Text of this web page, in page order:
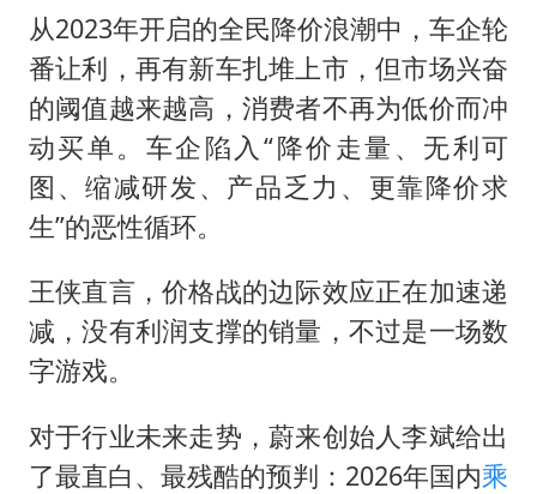
从2023年开启的全民降价浪潮中，车企轮
番让利，再有新车扎堆上市，但市场兴奋
的阈值越来越高，消费者不再为低价而冲
动买单。车企陷入“降价走量、无利可
图、缩减研发、产品乏力、更靠降价求
生”的恶性循环。
王侠直言，价格战的边际效应正在加速递
减，没有利润支撑的销量，不过是一场数
字游戏。
对于行业未来走势，蔚来创始人李斌给出
了最直白、最残酷的预判：2026年国内乘